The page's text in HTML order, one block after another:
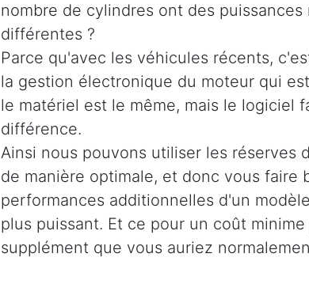
nombre de cylindres ont des puissances
différentes ?
Parce qu'avec les véhicules récents,
la gestion électronique du moteur qui
le matériel est le même, mais le logiciel
différence.
Ainsi nous pouvons utiliser les réserves
de manière optimale, et donc vous faire
performances additionnelles d'un
plus puissant. Et ce pour un coût
supplément que vous auriez